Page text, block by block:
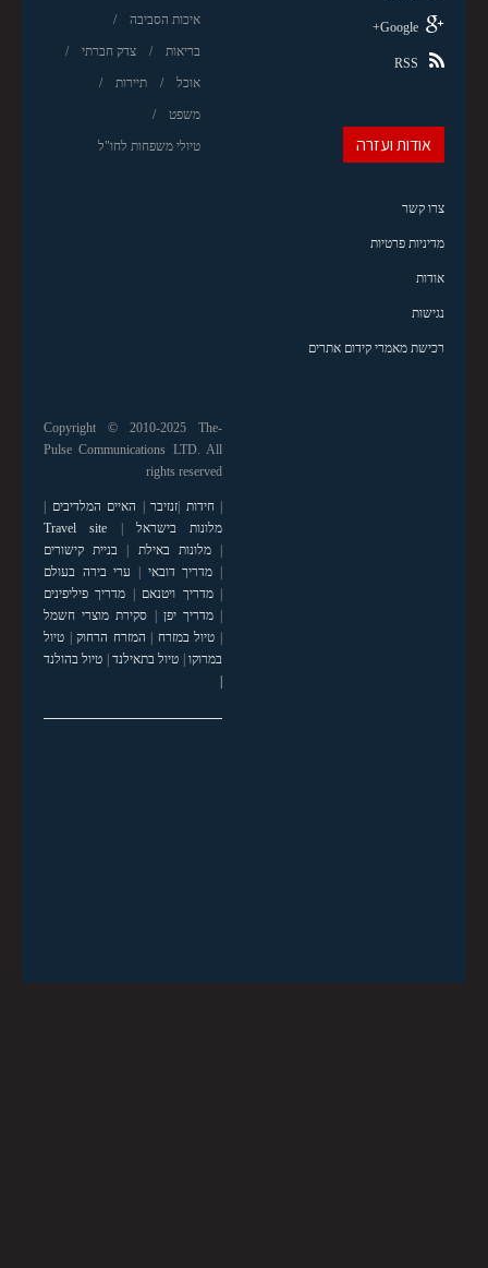
איכות הסביבה
בריאות צדק חברתי
אוכל תיירות
משפט
טיולי משפחות לחו"ל
Google+
RSS
אודות ועזרה
צרו קשר
מדיניות פרטיות
אודות
נגישות
רכישת מאמרי קידום אתרים
Copyright © 2010-2025 The-
Pulse Communications LTD. All
rights reserved
|חידות זנזיבר האיים המלדיבים
מלונות בישראל
Travel site
|מלונות באילת
בניית קישורים
מדריך דובאי
ערי בירה בעולם
|מדריך ויטנאם
מדריך פיליפינים
|מדריך יפן
סקירת מוצרי חשמל
טיול במזרח המזרח הרחוק| טיול
במרוקו| טיול בתאילנד| טיול בהולנד